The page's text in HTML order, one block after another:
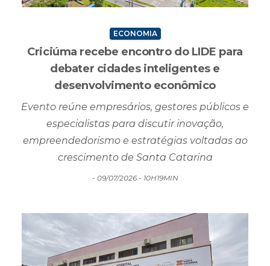
ECONOMIA
Criciúma recebe encontro do LIDE para
debater cidades inteligentes e
desenvolvimento econômico
Evento reúne empresários, gestores públicos e
especialistas para discutir inovação,
empreendedorismo e estratégias voltadas ao
crescimento de Santa Catarina
- 09/07/2026 - 10H19MIN